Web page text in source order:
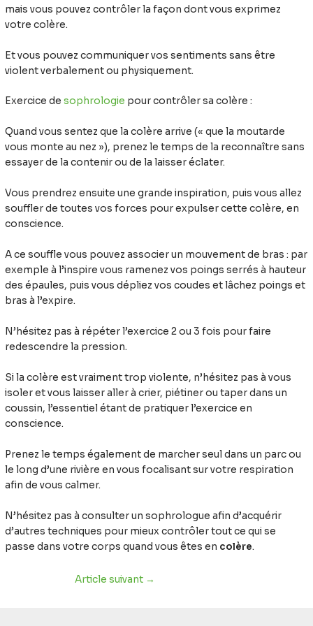
mais vous pouvez contrôler la façon dont vous exprimez
votre colère.
Et vous pouvez communiquer vos sentiments sans être
violent verbalement ou physiquement.
Exercice desophrologie pour contrôler sa colère :
Quand vous sentez que la colère arrive (« que la moutarde
vous monte au nez »), prenez le temps de la reconnaître sans
essayer de la contenir ou de la laisser éclater.
Vous prendrez ensuite une grande inspiration, puis vous allez
souffler de toutes vos forces pour expulser cette colère, en
conscience.
A ce souffle vous pouvez associer un mouvement de bras : par
exemple à l’inspire vous ramenez vos poings serrés à hauteur
des épaules, puis vous dépliez vos coudes et lâchez poings et
bras à l’expire.
N’hésitez pas à répéter l’exercice 2 ou 3 fois pour faire
redescendre la pression.
Si la colère est vraiment trop violente, n’hésitez pas à vous
isoler et vous laisser aller à crier, piétiner ou taper dans un
coussin, l’essentiel étant de pratiquer l’exercice en
conscience.
Prenez le temps également de marcher seul dans un parc ou
le long d’une rivière en vous focalisant sur votre respiration
afin de vous calmer.
N’hésitez pas à consulter un sophrologue afin d’acquérir
d’autres techniques pour mieux contrôler tout ce qui se
passe dans votre corps quand vous êtes en colère.
Article suivant →